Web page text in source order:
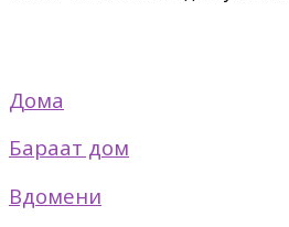
Дома
Бараат дом
Вдомени